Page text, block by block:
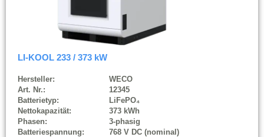
LI-KOOL 233 / 373 kW
Hersteller:
WECO
Art. Nr.:
12345
Batterietyp:
LiFePO₄
Nettokapazität:
373 kWh
Phasen:
3-phasig
Batteriespannung:
768 V DC (nominal)